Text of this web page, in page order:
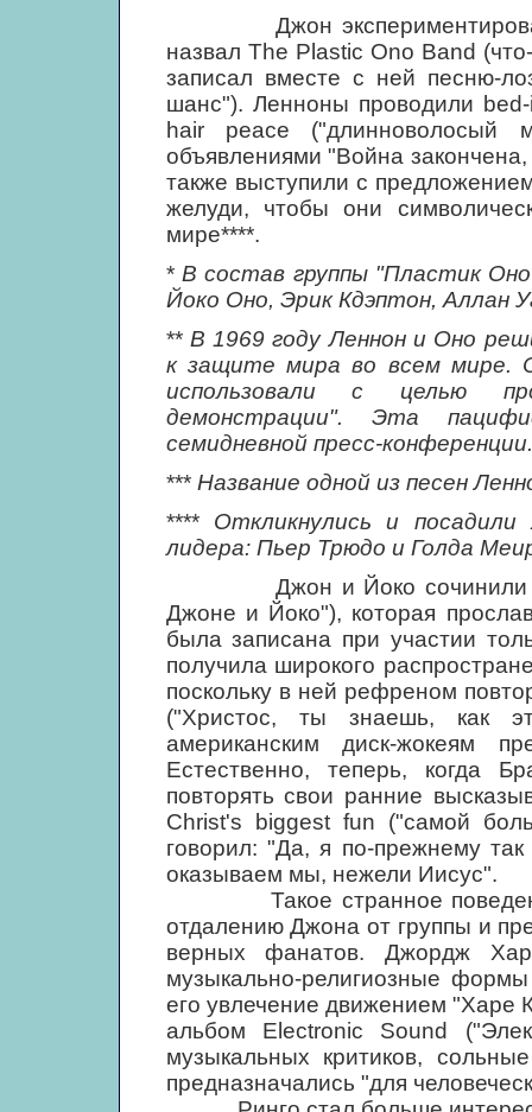
Джон экспериментировал
назвал The Plastic Ono Band
записал вместе с ней песню-
шанс"). Ленноны проводили
hair peace ("длинноволосый
объявлениями "Война
также выступили с
желуди, чтобы они
мире****.
* В состав группы "Пластик
Йоко Оно, Эрик Кдэптон, Аллан
** В 1969 году Леннон и Оно
к защите мира во всем мире.
использовали с целью
демонстрации". Эта
семидневной пресс-конференции.
*** Название одной из песен
**** Откликнулись и
лидера: Пьер Трюдо и Голда
Джон и Йоко сочинили The
Джоне и Йоко"), которая
была записана при участии
получила широкого
поскольку в ней рефреном
("Христос, ты знаешь, как
американским диск-жокеям
Естественно, теперь, когда
повторять свои ранние
Christ's biggest fun ("самой
говорил: "Да, я по-прежнему
оказываем мы, нежели Иисус".
Такое странное поведение
отдалению Джона от группы и
верных фанатов. Джордж
музыкально-религиозные
его увлечение движением "Харе
альбом Electronic Sound
музыкальных критиков,
предназначались "для